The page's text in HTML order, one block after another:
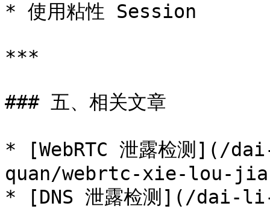
* 使用粘性 Session
***
### 五、相关文章
* [WebRTC 泄露检测
quan/webrtc-xie-lou-
* [DNS 泄露检测](/